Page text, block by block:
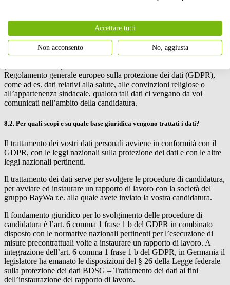
dati di registrazione che vengono generati durante l’utilizzo
dei sistemi IT
In alcuni casi rientrano tra i dati trattati anche alcune categorie
Regolamento generale europeo sulla protezione dei dati (GDPR),
come ad es. dati relativi alla salute, alle convinzioni religiose o
all’appartenenza sindacale, qualora tali dati ci vengano da voi
comunicati nell’ambito della candidatura.
8.2. Per quali scopi e su quale base giuridica vengono trattati i dati?
Il trattamento dei vostri dati personali avviene in conformità con il
GDPR, con le leggi nazionali sulla protezione dei dati e con le altre
leggi nazionali pertinenti.
Il trattamento dei dati serve per svolgere le procedure di candidatura,
per avviare ed instaurare un rapporto di lavoro con la società del
gruppo BayWa r.e. alla quale avete inviato la vostra candidatura.
Il fondamento giuridico per lo svolgimento delle procedure di
candidatura è l’art. 6 comma 1 frase 1 b del GDPR in combinato
disposto con le normative nazionali pertinenti per l’esecuzione di
misure precontrattuali volte a instaurare un rapporto di lavoro. A
integrazione dell’art. 6 comma 1 frase 1 b del GDPR, in Germania il
legislatore ha emanato le disposizioni del § 26 della Legge federale
sulla protezione dei dati BDSG – Trattamento dei dati ai fini
dell’instaurazione del rapporto di lavoro.
Accettare tutti
Non acconsento No, aggiusta